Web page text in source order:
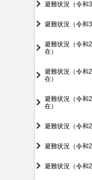
避難状況（令和
避難状況（令和
避難状況（令和
在）
避難状況（令和
在）
避難状況（令和
在）
避難状況（令和
避難状況（令和
避難状況（令和